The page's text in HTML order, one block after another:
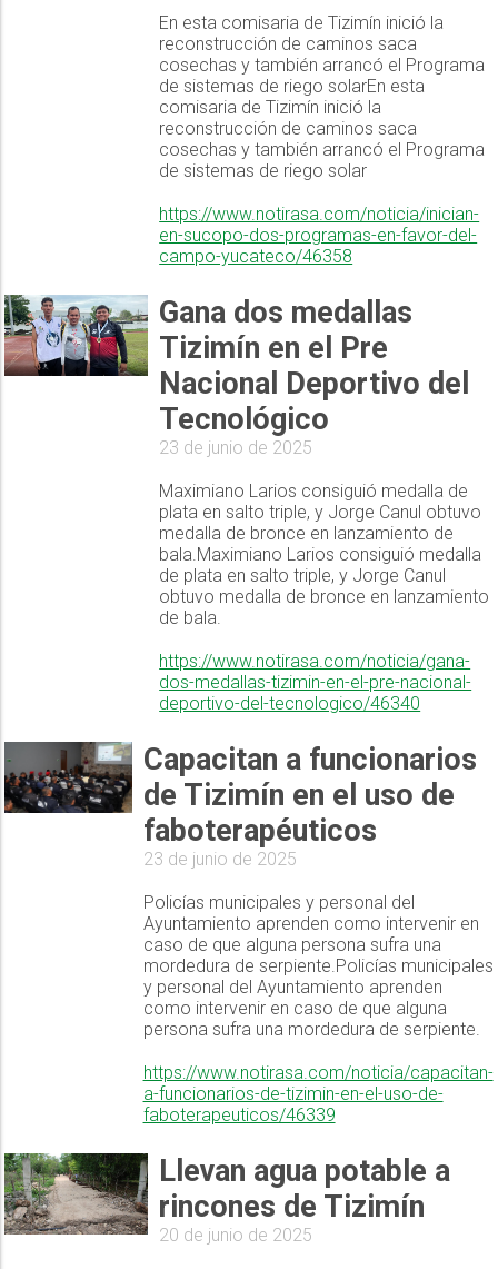
En esta comisaria de Tizimín inició la
reconstrucción de caminos saca
cosechas y también arrancó el Programa
de sistemas de riego solarEn esta
comisaria de Tizimín inició la
reconstrucción de caminos saca
cosechas y también arrancó el Programa
de sistemas de riego solar
https://www.notirasa.com/noticia/inician-
en-sucopo-dos-programas-en-favor-del-
campo-yucateco/46358
Gana dos medallas
Tizimín en el Pre
Nacional Deportivo del
Tecnológico
23 de junio de 2025
Maximiano Larios consiguió medalla de
plata en salto triple, y Jorge Canul obtuvo
medalla de bronce en lanzamiento de
bala.Maximiano Larios consiguió medalla
de plata en salto triple, y Jorge Canul
obtuvo medalla de bronce en lanzamiento
de bala.
https://www.notirasa.com/noticia/gana-
dos-medallas-tizimin-en-el-pre-nacional-
deportivo-del-tecnologico/46340
Capacitan a funcionarios
de Tizimín en el uso de
faboterapéuticos
23 de junio de 2025
Policías municipales y personal del
Ayuntamiento aprenden como intervenir en
caso de que alguna persona sufra una
mordedura de serpiente.Policías municipales
y personal del Ayuntamiento aprenden
como intervenir en caso de que alguna
persona sufra una mordedura de serpiente.
https://www.notirasa.com/noticia/capacitan-
a-funcionarios-de-tizimin-en-el-uso-de-
faboterapeuticos/46339
Llevan agua potable a
rincones de Tizimín
20 de junio de 2025